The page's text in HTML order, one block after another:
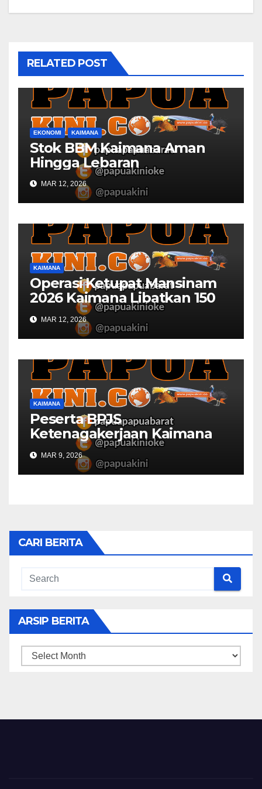
RELATED POST
EKONOMI KAIMANA
Stok BBM Kaimana Aman
Hingga Lebaran
MAR 12, 2026
KAIMANA
Operasi Ketupat Mansinam
2026 Kaimana Libatkan 150
Personil Gabungan
MAR 12, 2026
KAIMANA
Peserta BPJS
Ketenagakerjaan Kaimana
Berkurang 53 Persen di 2026
MAR 9, 2026
CARI BERITA
ARSIP BERITA
ARSIP